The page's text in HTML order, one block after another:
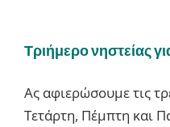
Τριήμερο νηστείας
Ας αφιερώσουμε τις
Τετάρτη, Πέμπτη και